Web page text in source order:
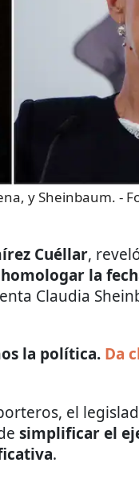
y Sheinbaum. -
Cuéllar,
homologar la
Claudia
la política. Da
el
simplificar el
.